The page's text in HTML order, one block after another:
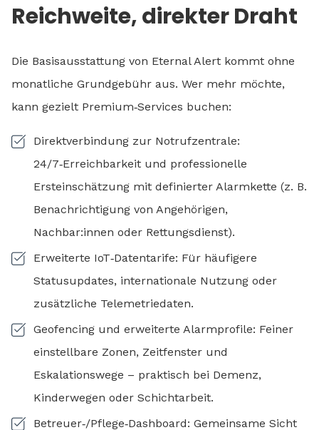
Reichweite, direkter Draht
Die Basisausstattung von Eternal Alert kommt ohne
monatliche Grundgebühr aus. Wer mehr möchte,
kann gezielt Premium‑Services buchen:
Direktverbindung zur Notrufzentrale:
24/7‑Erreichbarkeit und professionelle
Ersteinschätzung mit definierter Alarmkette (z. B.
Benachrichtigung von Angehörigen,
Nachbar:innen oder Rettungsdienst).
Erweiterte IoT‑Datentarife: Für häufigere
Statusupdates, internationale Nutzung oder
zusätzliche Telemetriedaten.
Geofencing und erweiterte Alarmprofile: Feiner
einstellbare Zonen, Zeitfenster und
Eskalationswege – praktisch bei Demenz,
Kinderwegen oder Schichtarbeit.
Betreuer‑/Pflege‑Dashboard: Gemeinsame Sicht